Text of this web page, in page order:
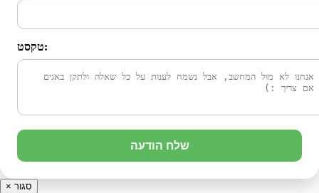
טקסט:
שלח הודעה
× סגור